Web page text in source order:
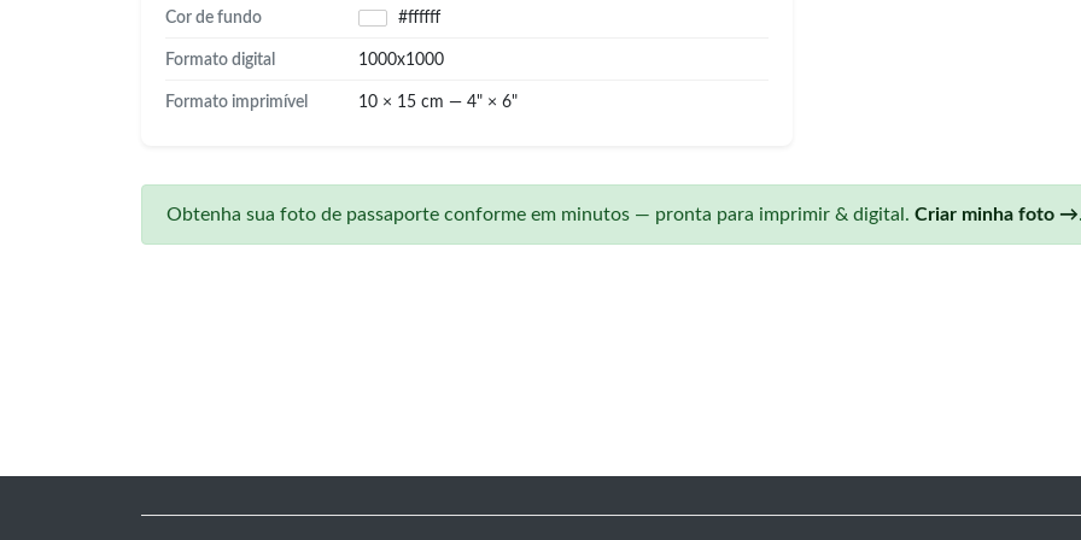
Cor de fundo #ffffff
Formato digital 1000x1000
Formato imprimível 10 × 15 cm — 4" × 6"
Obtenha sua foto de passaporte conforme em minutos — pronta para imprimir & digital. Criar minha foto →